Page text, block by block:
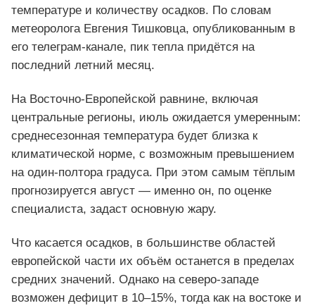
температуре и количеству осадков. По словам
метеоролога Евгения Тишковца, опубликованным в
его телеграм-канале, пик тепла придётся на
последний летний месяц.
На Восточно-Европейской равнине, включая
центральные регионы, июль ожидается умеренным:
среднесезонная температура будет близка к
климатической норме, с возможным превышением
на один-полтора градуса. При этом самым тёплым
прогнозируется август — именно он, по оценке
специалиста, задаст основную жару.
Что касается осадков, в большинстве областей
европейской части их объём останется в пределах
средних значений. Однако на северо-западе
возможен дефицит в 10–15%, тогда как на востоке и